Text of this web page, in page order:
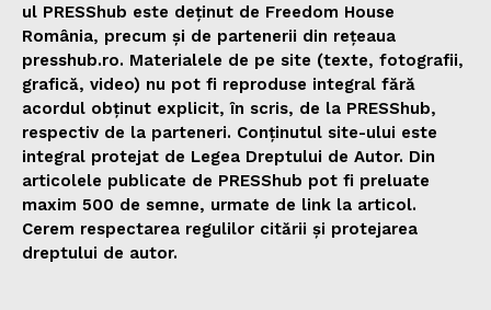
ul PRESShub este deținut de Freedom House
România, precum și de partenerii din rețeaua
presshub.ro. Materialele de pe site (texte, fotografii,
grafică, video) nu pot fi reproduse integral fără
acordul obținut explicit, în scris, de la PRESShub,
respectiv de la parteneri. Conținutul site-ului este
integral protejat de Legea Dreptului de Autor. Din
articolele publicate de PRESShub pot fi preluate
maxim 500 de semne, urmate de link la articol.
Cerem respectarea regulilor citării și protejarea
dreptului de autor.